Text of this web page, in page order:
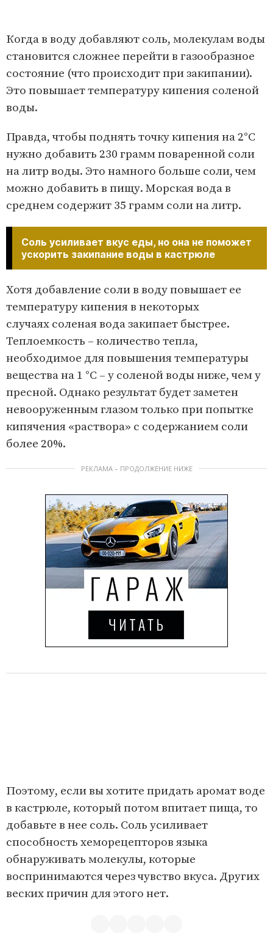
Когда в воду добавляют соль, молекулам воды
становится сложнее перейти в газообразное
состояние (что происходит при закипании).
Это повышает температуру кипения соленой
воды.
Правда, чтобы поднять точку кипения на 2°С
нужно добавить 230 грамм поваренной соли
на литр воды. Это намного больше соли, чем
можно добавить в пищу. Морская вода в
среднем содержит 35 грамм соли на литр.
Соль усиливает вкус еды, но она не поможет
ускорить закипание воды в кастрюле
Хотя добавление соли в воду повышает ее
температуру кипения в некоторых
случаях соленая вода закипает быстрее.
Теплоемкость – количество тепла,
необходимое для повышения температуры
вещества на 1 °С – у соленой воды ниже, чем у
пресной. Однако результат будет заметен
невооруженным глазом только при попытке
кипячения «раствора» с содержанием соли
более 20%.
РЕКЛАМА – ПРОДОЛЖЕНИЕ НИЖЕ
Поэтому, если вы хотите придать аромат воде
в кастрюле, который потом впитает пища, то
добавьте в нее соль. Соль усиливает
способность хеморецепторов языка
обнаруживать молекулы, которые
воспринимаются через чувство вкуса. Других
веских причин для этого нет.